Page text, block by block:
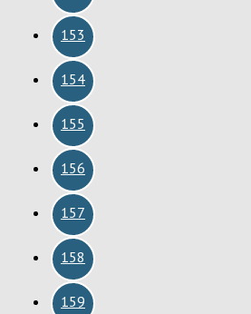
153
154
155
156
157
158
159